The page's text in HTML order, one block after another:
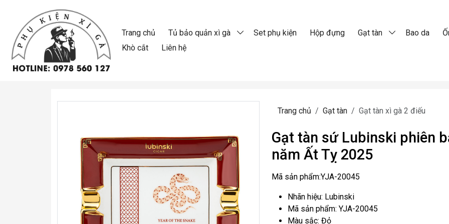
Trang chủ Tủ bảo quản xì gà Set phụ kiện Hộp đựng Gạt tàn Bao da
Khò cắt
Liên hệ
Trang chủ Gạt tàn Gạt tàn xì gà 2 điếu
Gạt tàn sứ Lubinski phiên
năm Ất Tỵ 2025
Mã sản phẩm:YJA-20045
Nhãn hiệu: Lubinski
Mã sản phẩm: YJA-20045
Màu sắc: Đỏ